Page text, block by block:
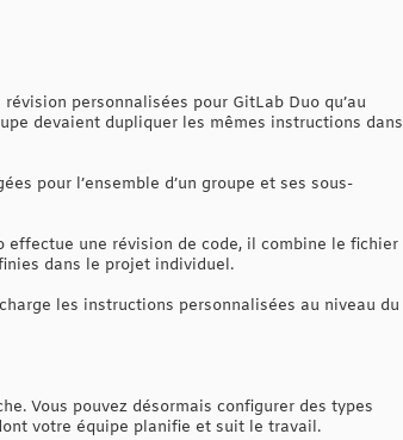
personnalisées pour GitLab Duo qu’au
devaient dupliquer les mêmes instructions dans
pour l’ensemble d’un groupe et ses sous-
effectue une révision de code, il combine le fichier
dans le projet individuel.
les instructions personnalisées au niveau du
Vous pouvez désormais configurer des types
votre équipe planifie et suit le travail.